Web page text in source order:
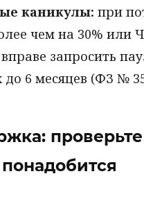
каникулы: при
чем на 30% или
запросить
до 6 месяцев (ФЗ №
понадобится